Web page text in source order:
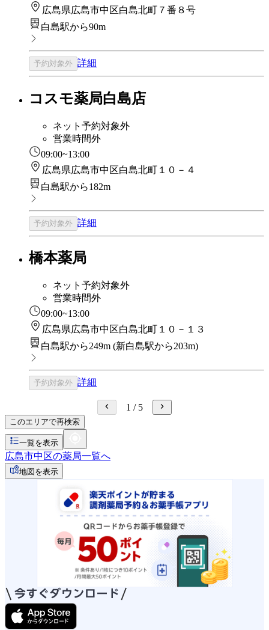
広島県広島市中区白島北町７番８号
白島駅から90m
予約対象外 詳細
コスモ薬局白島店
ネット予約対象外
営業時間外
09:00~13:00
広島県広島市中区白島北町１０－４
白島駅から182m
予約対象外 詳細
橋本薬局
ネット予約対象外
営業時間外
09:00~13:00
広島県広島市中区白島北町１０－１３
白島駅から249m (新白島駅から203m)
予約対象外 詳細
1 / 5
このエリアで再検索
一覧を表示
広島市中区の薬局一覧へ
地図を表示